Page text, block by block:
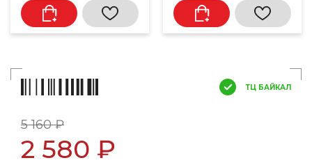
ТЦ БАЙКАЛ
5 160 ₽
2 580 ₽